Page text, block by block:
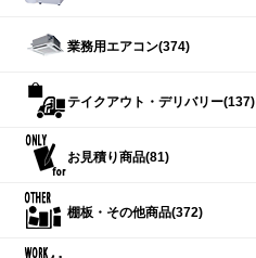
業務用エアコン(374)
テイクアウト・デリバリー(137)
お見積り商品(81)
棚板・その他商品(372)